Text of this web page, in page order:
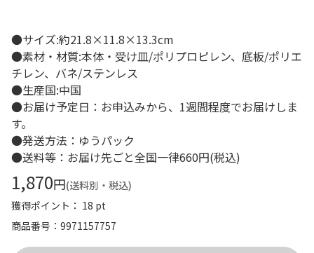
●サイズ:約21.8×11.8×13.3cm
●素材・材質:本体・受け皿/ポリプロピレン、底板/ポリエ
チレン、バネ/ステンレス
●生産国:中国
●お届け予定日：お申込みから、1週間程度でお届けしま
す。
●発送方法：ゆうパック
●送料等：お届け先ごと全国一律660円(税込)
1,870円(送料別・税込)
獲得ポイント： 18 pt
商品番号
9971157757